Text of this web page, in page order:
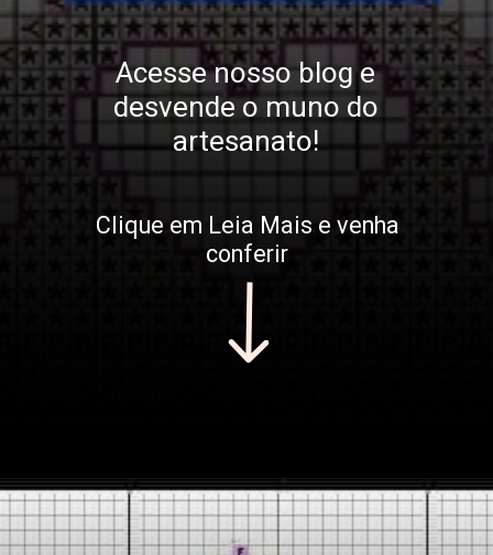
Acesse nosso blog e
desvende o muno do
artesanato!
Clique em Leia Mais e venha
conferir